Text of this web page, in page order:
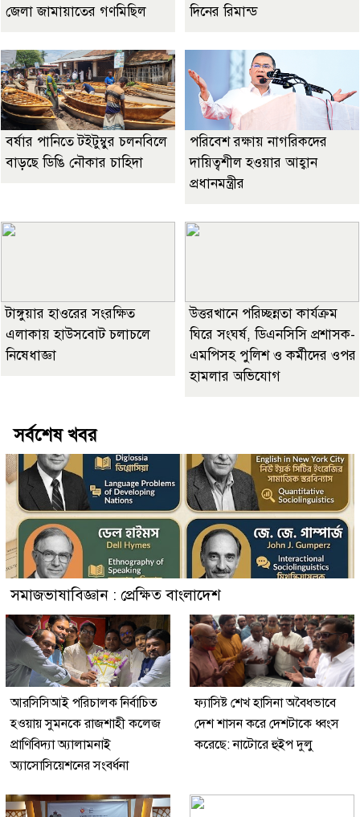
জেলা জামায়াতের গণমিছিল
দিনের রিমান্ড
বর্ষার পানিতে টইটুম্বুর চলনবিলে
বাড়ছে ডিঙি নৌকার চাহিদা
পরিবেশ রক্ষায় নাগরিকদের
দায়িত্বশীল হওয়ার আহ্বান
প্রধানমন্ত্রীর
টাঙ্গুয়ার হাওরের সংরক্ষিত
এলাকায় হাউসবোট চলাচলে
নিষেধাজ্ঞা
উত্তরখানে পরিচ্ছন্নতা কার্যক্রম
ঘিরে সংঘর্ষ, ডিএনসিসি প্রশাসক-
এমপিসহ পুলিশ ও কর্মীদের ওপর
হামলার অভিযোগ
সর্বশেষ খবর
সমাজভাষাবিজ্ঞান : প্রেক্ষিত বাংলাদেশ
আরসিসিআই পরিচালক নির্বাচিত
হওয়ায় সুমনকে রাজশাহী কলেজ
প্রাণিবিদ্যা অ্যালামনাই
অ্যাসোসিয়েশনের সংবর্ধনা
ফ্যাসিষ্ট শেখ হাসিনা অবৈধভাবে
দেশ শাসন করে দেশটাকে ধ্বংস
করেছে: নাটোরে হুইপ দুলু